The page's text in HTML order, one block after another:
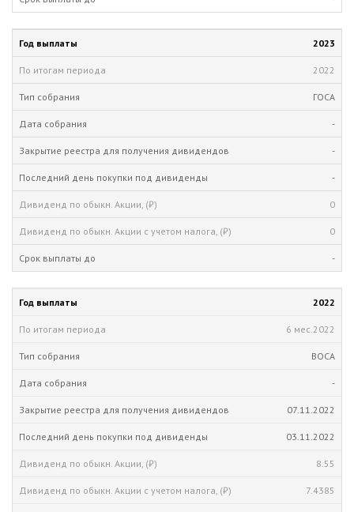
2023
2022
ГОСА
-
-
-
0
0
-
2022
6 мес. 2022
ВОСА
-
07.11.2022
03.11.2022
8.55
7.4385